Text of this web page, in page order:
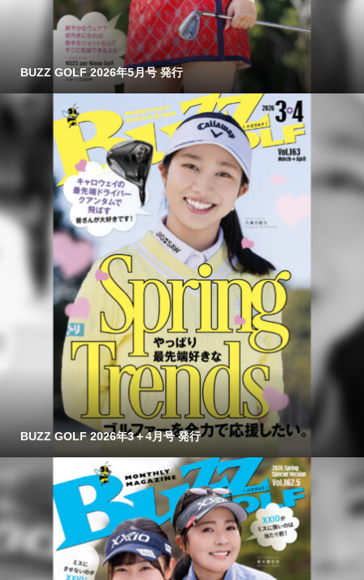
BUZZ GOLF 2026年5月号 発行
BUZZ GOLF 2026年3＋4月号 発行